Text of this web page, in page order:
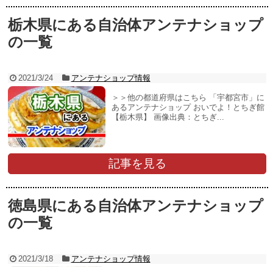
栃木県にある自治体アンテナショップ
の一覧
2021/3/24 アンテナショップ情報
＞＞他の都道府県はこちら 「宇都宮市」に
あるアンテナショップ おいでよ！とちぎ館
【栃木県】 画像出典：とちぎ...
記事を見る
徳島県にある自治体アンテナショップ
の一覧
2021/3/18 アンテナショップ情報